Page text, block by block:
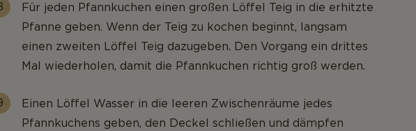
Für jeden Pfannkuchen einen großen Löffel Teig in die erhitzte
Pfanne geben. Wenn der Teig zu kochen beginnt, langsam
einen zweiten Löffel Teig dazugeben. Den Vorgang ein drittes
Mal wiederholen, damit die Pfannkuchen richtig groß werden.
Einen Löffel Wasser in die leeren Zwischenräume jedes
Pfannkuchens geben, den Deckel schließen und dämpfen